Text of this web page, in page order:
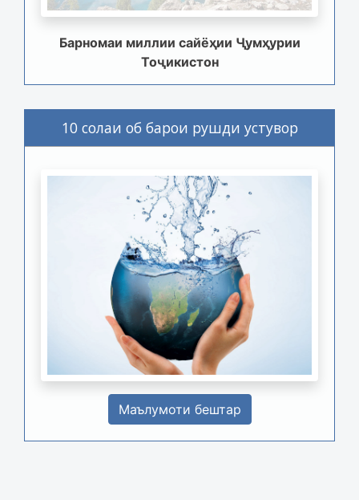
Барномаи миллии сайёҳии Ҷумҳурии
Тоҷикистон
10 солаи об барои рушди устувор
Маълумоти бештар